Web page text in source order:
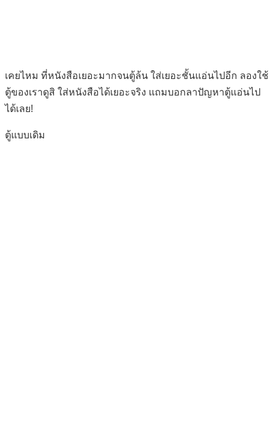
เคยไหม ที่หนังสือเยอะมากจนตู้ล้น ใส่เยอะชั้นแอ่นไปอีก ลองใช้
ตู้ของเราดูสิ ใส่หนังสือได้เยอะจริง แถมบอกลาปัญหาตู้แอ่นไป
ได้เลย!
ตู้แบบเดิม